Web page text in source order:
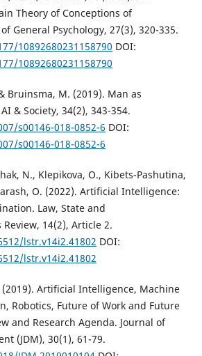
Theory of Conceptions of
General Psychology, 27(3), 320-335.
10892680231158790 DOI:
10892680231158790
Bruinsma, M. (2019). Man as
& Society, 34(2), 343-354.
s00146-018-0852-6 DOI:
s00146-018-0852-6
N., Klepikova, O., Kibets-Pashutina,
O. (2022). Artificial Intelligence:
Law, State and
14(2), Article 2.
lstr.v14i2.41802 DOI:
lstr.v14i2.41802
(2019). Artificial Intelligence, Machine
Robotics, Future of Work and Future
and Research Agenda. Journal of
(JDM), 30(1), 61-79.